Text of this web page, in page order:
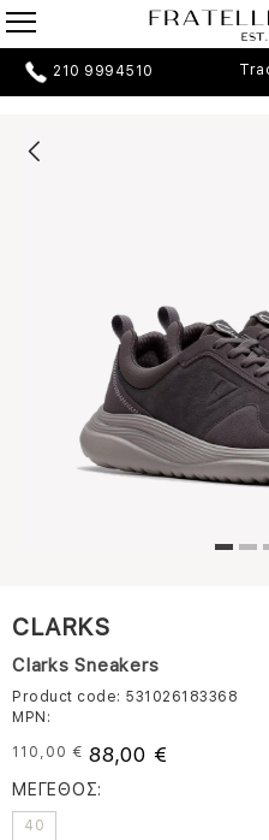
210 9994510
CLARKS
Clarks Sneakers
Product code: 531026183368
MPN:
110,00 € 88,00 €
ΜΕΓΕΘΟΣ:
40